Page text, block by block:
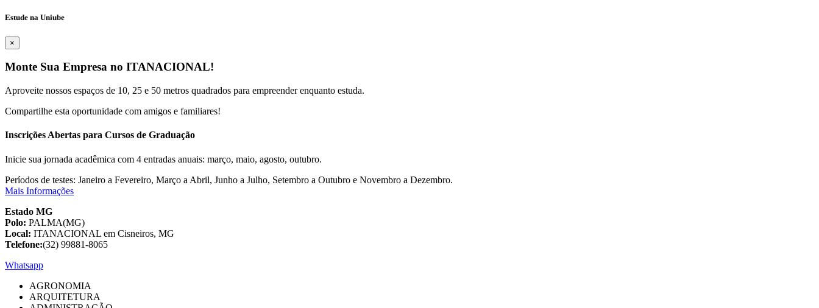
Estude na Uniube
×
Monte Sua Empresa no ITANACIONAL!
Aproveite nossos espaços de 10, 25 e 50 metros quadrados para empreender enquanto estuda.
Compartilhe esta oportunidade com amigos e familiares!
Inscrições Abertas para Cursos de Graduação
Inicie sua jornada acadêmica com 4 entradas anuais: março, maio, agosto, outubro.
Períodos de testes: Janeiro a Fevereiro, Março a Abril, Junho a Julho, Setembro a Outubro e Novembro a Dezembro.
Mais Informações
Estado MG
Polo: PALMA(MG)
Local: ITANACIONAL em Cisneiros, MG
Telefone:(32) 99881-8065
Whatsapp
AGRONOMIA
ARQUITETURA